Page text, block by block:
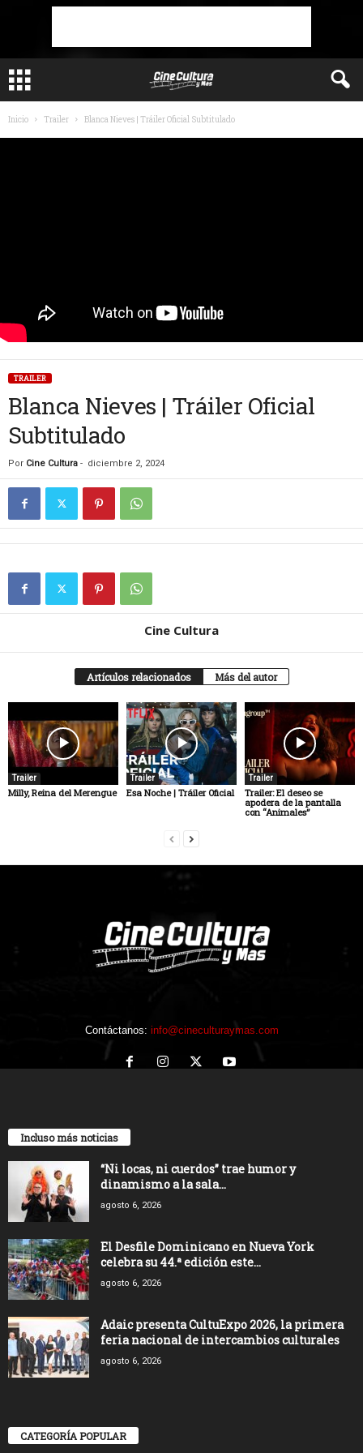
Inicio Trailer Blanca Nieves | Tráiler Oficial Subtitulado
TRAILER
Blanca Nieves | Tráiler Oficial
Subtitulado
Por Cine Cultura - diciembre 2, 2024
Cine Cultura
Artículos relacionados Más del autor
Trailer
Milly, Reina del Merengue
Trailer
Esa Noche | Tráiler Oficial
Trailer
Trailer: El deseo se
apodera de la pantalla
con “Animales”
Contáctanos: info@cineculturaymas.com
Incluso más noticias
“Ni locas, ni cuerdos” trae humor y
dinamismo a la sala...
agosto 6, 2026
El Desfile Dominicano en Nueva York
celebra su 44.ª edición este...
agosto 6, 2026
Adaic presenta CultuExpo 2026, la primera
feria nacional de intercambios culturales
agosto 6, 2026
CATEGORÍA POPULAR